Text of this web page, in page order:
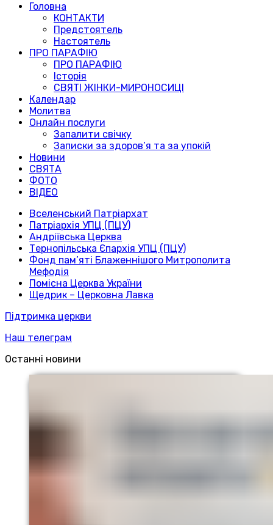
Головна
КОНТАКТИ
Предстоятель
Настоятель
ПРО ПАРАФІЮ
ПРО ПАРАФІЮ
Історія
СВЯТІ ЖІНКИ-МИРОНОСИЦІ
Календар
Молитва
Онлайн послуги
Запалити свічку
Записки за здоров’я та за упокій
Новини
СВЯТА
ФОТО
ВІДЕО
Вселенський Патріархат
Патріархія УПЦ (ПЦУ)
Андріївська Церква
Тернопільська Єпархія УПЦ (ПЦУ)
Фонд пам’яті Блаженнішого Митрополита
Мефодія
Помісна Церква України
Щедрик – Церковна Лавка
Підтримка церкви
Наш телеграм
Останні новини